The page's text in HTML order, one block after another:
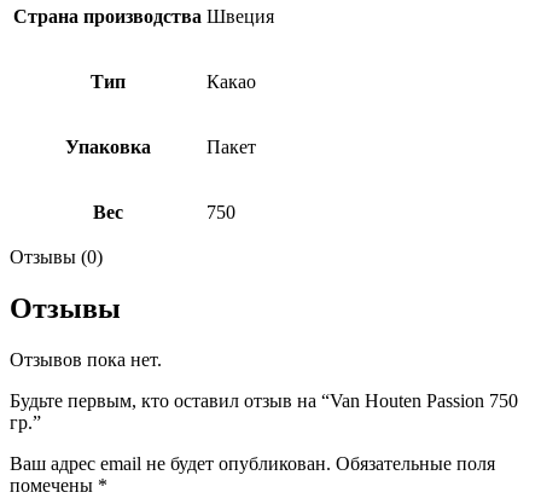
Страна производства Швеция
Тип Какао
Упаковка Пакет
Вес 750
Отзывы (0)
Отзывы
Отзывов пока нет.
Будьте первым, кто оставил отзыв на “Van Houten Passion 750
гр.”
Ваш адрес email не будет опубликован. Обязательные поля
помечены *